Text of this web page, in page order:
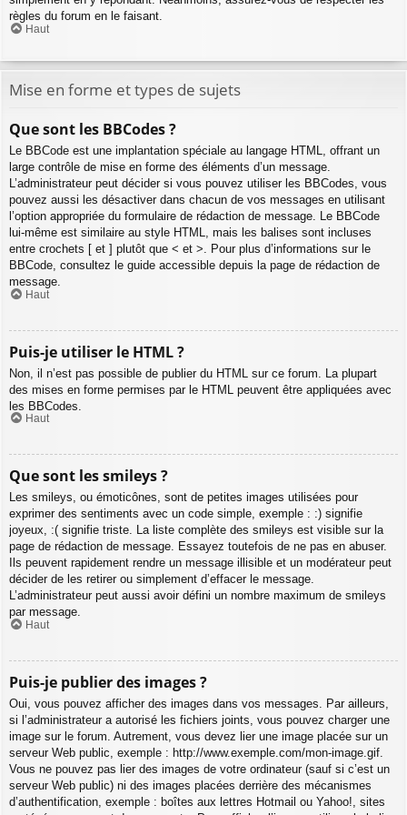
règles du forum en le faisant.
Haut
Mise en forme et types de sujets
Que sont les BBCodes ?
Le BBCode est une implantation spéciale au langage HTML, offrant un
large contrôle de mise en forme des éléments d’un message.
L’administrateur peut décider si vous pouvez utiliser les BBCodes, vous
pouvez aussi les désactiver dans chacun de vos messages en utilisant
l’option appropriée du formulaire de rédaction de message. Le BBCode
lui-même est similaire au style HTML, mais les balises sont incluses
entre crochets [ et ] plutôt que < et >. Pour plus d’informations sur le
BBCode, consultez le guide accessible depuis la page de rédaction de
message.
Haut
Puis-je utiliser le HTML ?
Non, il n’est pas possible de publier du HTML sur ce forum. La plupart
des mises en forme permises par le HTML peuvent être appliquées avec
les BBCodes.
Haut
Que sont les smileys ?
Les smileys, ou émoticônes, sont de petites images utilisées pour
exprimer des sentiments avec un code simple, exemple : :) signifie
joyeux, :( signifie triste. La liste complète des smileys est visible sur la
page de rédaction de message. Essayez toutefois de ne pas en abuser.
Ils peuvent rapidement rendre un message illisible et un modérateur peut
décider de les retirer ou simplement d’effacer le message.
L’administrateur peut aussi avoir défini un nombre maximum de smileys
par message.
Haut
Puis-je publier des images ?
Oui, vous pouvez afficher des images dans vos messages. Par ailleurs,
si l’administrateur a autorisé les fichiers joints, vous pouvez charger une
image sur le forum. Autrement, vous devez lier une image placée sur un
serveur Web public, exemple : http://www.exemple.com/mon-image.gif.
Vous ne pouvez pas lier des images de votre ordinateur (sauf si c’est un
serveur Web public) ni des images placées derrière des mécanismes
d’authentification, exemple : boîtes aux lettres Hotmail ou Yahoo!, sites